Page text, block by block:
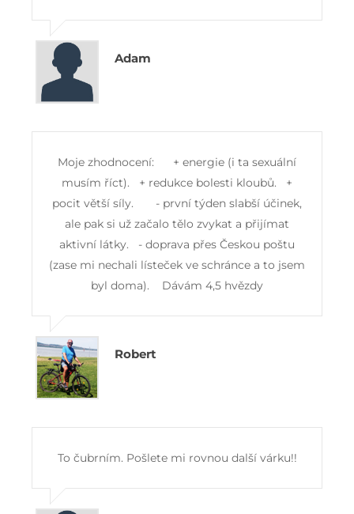
Adam
Moje zhodnocení: + energie (i ta sexuální
musím říct). + redukce bolesti kloubů. +
pocit větší síly. - první týden slabší účinek,
ale pak si už začalo tělo zvykat a přijímat
aktivní látky. - doprava přes Českou poštu
(zase mi nechali lísteček ve schránce a to jsem
byl doma). Dávám 4,5 hvězdy
Robert
To čubrním. Pošlete mi rovnou další várku!!